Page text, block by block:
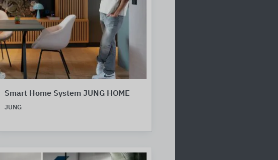
Smart Home System JUNG HOME
JUNG